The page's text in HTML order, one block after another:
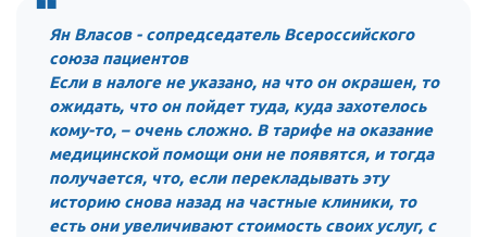
Главный бухгалтер Жаворонкова Г.М.
Конференция ОООИБРС 2026
Конференция ОООИБРС 2025
Экспертный совет ОООИБРС 2025
Конференция ОООИБРС 2024
Конференция ОООИБРС 2023
Конференция ОООИБРС 2022
Ян Власов - сопредседатель Всероссийского
союза пациентов
Если в налоге не указано, на что он окрашен, то
ожидать, что он пойдет туда, куда захотелось
кому-то, – очень сложно. В тарифе на оказание
медицинской помощи они не появятся, и тогда
получается, что, если перекладывать эту
историю снова назад на частные клиники, то
есть они увеличивают стоимость своих услуг, с